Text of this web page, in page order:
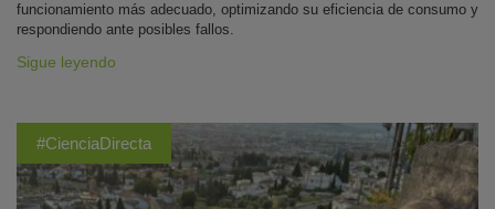
funcionamiento más adecuado, optimizando su eficiencia de consumo y
respondiendo ante posibles fallos.
Sigue leyendo
#CienciaDirecta